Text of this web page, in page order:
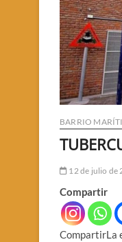
BARRIO
12 de julio de
Compartir
CompartirLa